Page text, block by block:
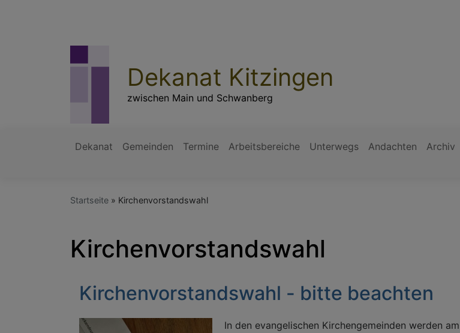
Dekanat Kitzingen
zwischen Main und Schwanberg
Dekanat Gemeinden Termine Arbeitsbereiche Unterwegs Andachten Archiv
Startseite Kirchenvorstandswahl
Kirchenvorstandswahl
Kirchenvorstandswahl - bitte beachten
In den evangelischen Kirchengemeinden werden